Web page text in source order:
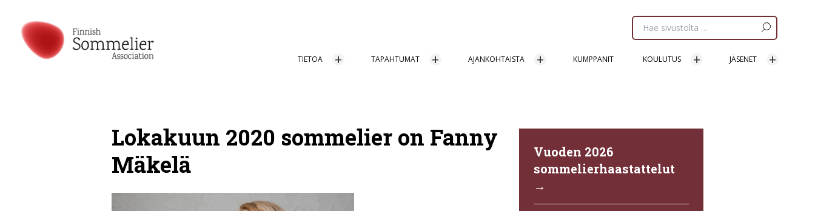
TIETOA TAPAHTUMAT AJANKOHTAISTA KUMPPANIT KOULUTUS JÄSENET
Etsi
sivua:
Lokakuun 2020 sommelier on Fanny
Mäkelä
Vuoden 2026
sommelierhaastattelut
→